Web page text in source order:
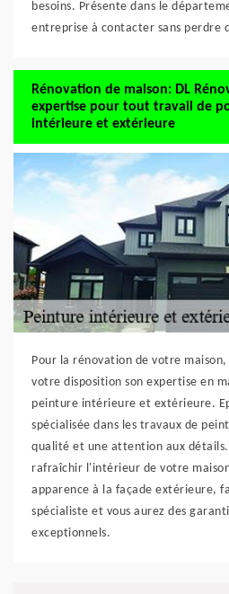
besoins. Présente dans le
entreprise à contacter sans perdre
Rénovation de maison: DL
expertise pour tout travail de
intérieure et extérieure
Pour la rénovation de votre
votre disposition son expertise en
peinture intérieure et extérieure.
spécialisée dans les travaux de
qualité et une attention aux
rafraîchir l'intérieur de votre
apparence à la façade extérieure,
spécialiste et vous aurez des
exceptionnels.